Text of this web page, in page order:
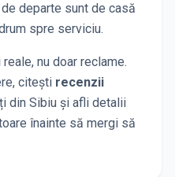
departe sunt de casă
spre serviciu.
nu doar reclame.
citești recenzii
din Sibiu și afli detalii
înainte să mergi să